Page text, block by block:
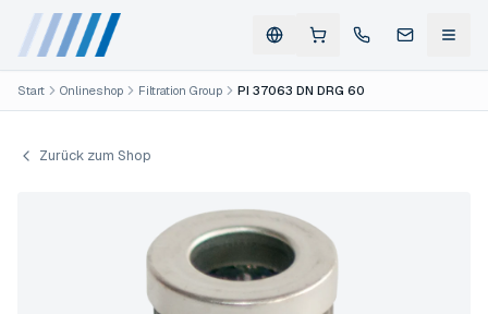
Start Onlineshop Filtration Group PI 37063 DN DRG 60
Zurück zum Shop